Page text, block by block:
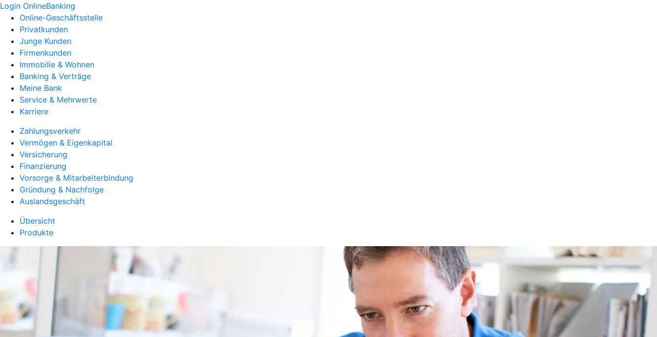
Login OnlineBanking
Online-Geschäftsstelle
Privatkunden
Junge Kunden
Firmenkunden
Immobilie & Wohnen
Banking & Verträge
Meine Bank
Service & Mehrwerte
Karriere
Zahlungsverkehr
Vermögen & Eigenkapital
Versicherung
Finanzierung
Vorsorge & Mitarbeiterbindung
Gründung & Nachfolge
Auslandsgeschäft
Übersicht
Produkte